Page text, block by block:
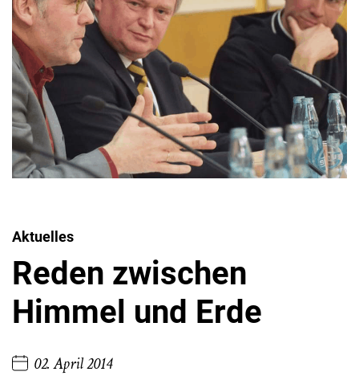
Aktuelles
Reden zwischen
Himmel und Erde
02. April 2014